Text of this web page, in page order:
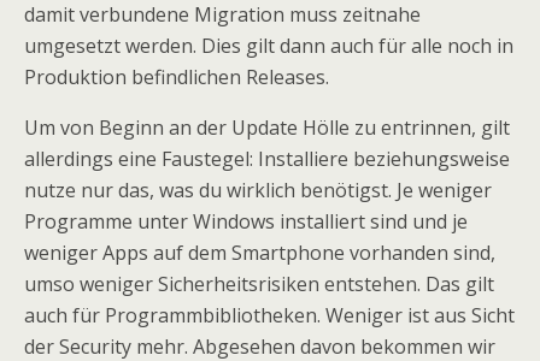
damit verbundene Migration muss zeitnahe
umgesetzt werden. Dies gilt dann auch für alle noch in
Produktion befindlichen Releases.
Um von Beginn an der Update Hölle zu entrinnen, gilt
allerdings eine Faustegel: Installiere beziehungsweise
nutze nur das, was du wirklich benötigst. Je weniger
Programme unter Windows installiert sind und je
weniger Apps auf dem Smartphone vorhanden sind,
umso weniger Sicherheitsrisiken entstehen. Das gilt
auch für Programmbibliotheken. Weniger ist aus Sicht
der Security mehr. Abgesehen davon bekommen wir